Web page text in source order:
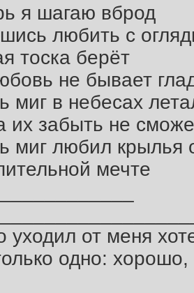
я шагаю вброд
любить с
тоска берёт
не бывает
миг в небесах
их забыть не
миг любил крылья
мечте
уходил от меня
одно: